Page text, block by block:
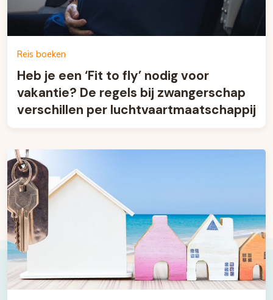
Reis boeken
Heb je een ‘Fit to fly’ nodig voor
vakantie? De regels bij zwangerschap
verschillen per luchtvaartmaatschappij